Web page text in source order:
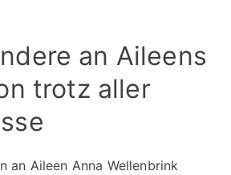
an Aileens
trotz aller
an Aileen Anna Wellenbrink